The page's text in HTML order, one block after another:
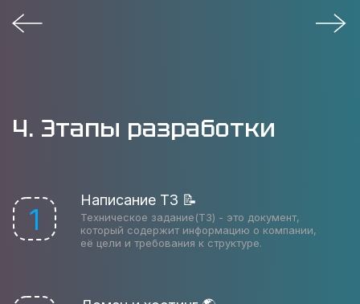
4. Этапы разработки
1
Написание ТЗ 📝
Техническое задание(ТЗ) - это документ,
который содержит информацию о компании,
её цели и требования к структуре.